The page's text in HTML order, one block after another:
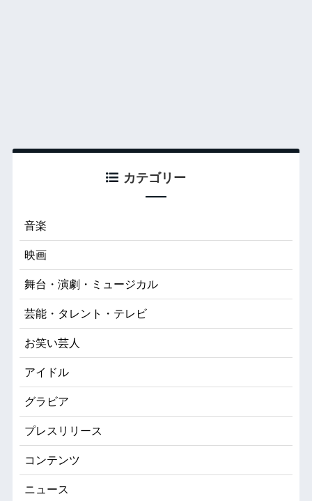
カテゴリー
音楽
映画
舞台・演劇・ミュージカル
芸能・タレント・テレビ
お笑い芸人
アイドル
グラビア
プレスリリース
コンテンツ
ニュース